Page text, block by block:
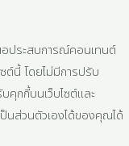
อประสบการณ์คอนเทนต์
ต์นี้ โดยไม่มีการปรับ
คุกกี้บนเว็บไซต์และ
นส่วนตัวเองได้ของคุณได้